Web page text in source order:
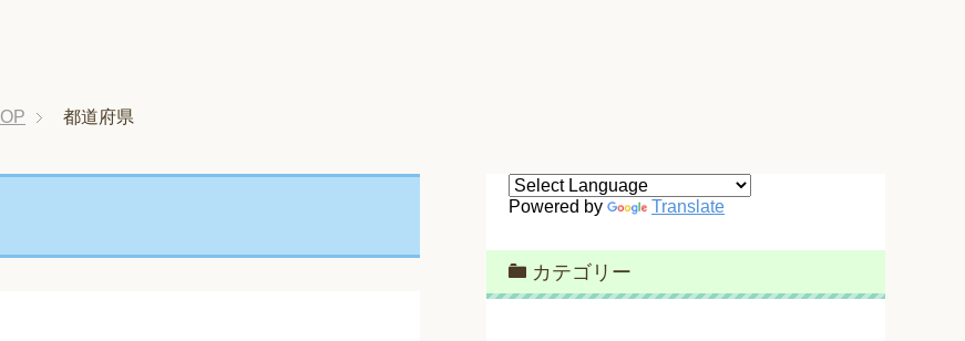
都道府県
Powered by Translate
カテゴリー